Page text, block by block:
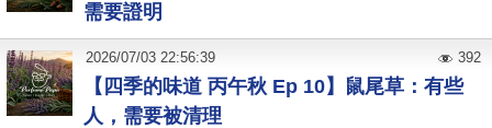
需要證明
【四季的味道 丙午秋 Ep 10】鼠尾草：有些
人，需要被清理
2026/07/03 22:56:39 392